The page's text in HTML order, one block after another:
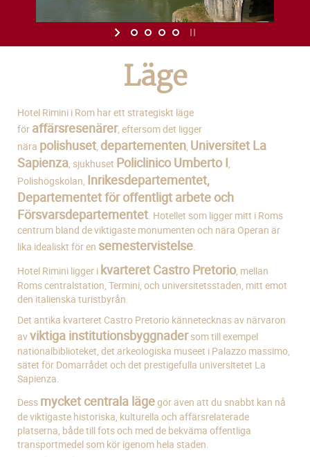
Läge
Hotel Rimini i Rom har ett strategiskt läge
för affärsresenärer, eftersom det ligger
nära polishuset departementen Universitet La
Sapienza , sjukhuset Policlinico Umberto I
Polishögskolan, Inrikesdepartementet,
Departementet för offentligt arbete och
Försvarsdepartementet . Hotellet som ligger mitt i Roms
centrum bland de viktigaste monumenten och nära Operan är
lika idealiskt för en semestervistelse
Hotel Rimini ligger i kvarteret Castro Pretorio , mellan
Roms centralstation, Termini, och universitetsstaden, mitt emot
den italienska turistbyrån.
Det antika kvarteret Castro Pretorio kännetecknas av närvaron
avviktiga institutionsbyggnadersom till exempel
nationalbiblioteket, det arkeologiska museet i Palazzo massimo,
sätet för Domarrådet och det prestigefulla universitetet La
Sapienza.
Dess mycket centrala lägegör även att du snabbt kan nå
de viktigaste historiska, kulturella och affärsrelaterade
platserna, både till fots och med de bekväma offentliga
transportmedel som kör igenom hela staden.